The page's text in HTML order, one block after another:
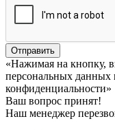
Отправить
«Нажимая на кнопку,
персональных данных
конфиденциальности»
Ваш вопрос принят!
Наш менеджер